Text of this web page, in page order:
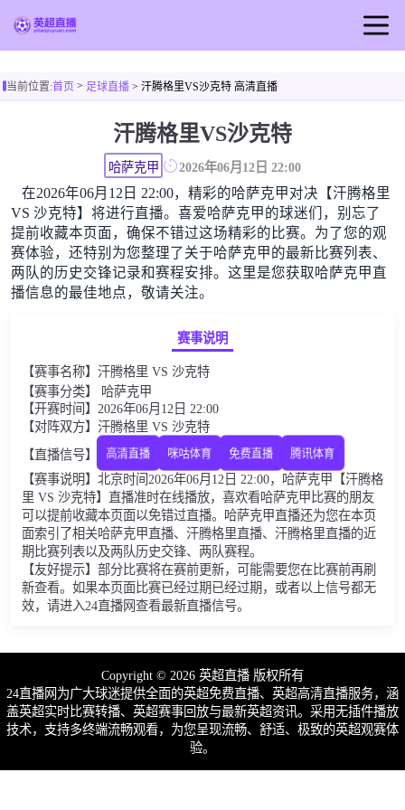
英超视频
英超新闻
当前位置:首页> 足球直播> 汗腾格里VS沙克特 高清直播
汗腾格里VS沙克特
哈萨克甲 2026年06月12日 22:00
在2026年06月12日 22:00，精彩的哈萨克甲对决【汗腾格里
VS 沙克特】将进行直播。喜爱哈萨克甲的球迷们，别忘了
提前收藏本页面，确保不错过这场精彩的比赛。为了您的观
赛体验，还特别为您整理了关于哈萨克甲的最新比赛列表、
两队的历史交锋记录和赛程安排。这里是您获取哈萨克甲直
播信息的最佳地点，敬请关注。
赛事说明
【赛事名称】汗腾格里 VS 沙克特
【赛事分类】 哈萨克甲
【开赛时间】2026年06月12日 22:00
【对阵双方】汗腾格里 VS 沙克特
【直播信号】
高清直播 咪咕体育 免费直播 腾讯体育
【赛事说明】北京时间2026年06月12日 22:00，哈萨克甲【汗腾格
里 VS 沙克特】直播准时在线播放，喜欢看哈萨克甲比赛的朋友
可以提前收藏本页面以免错过直播。哈萨克甲直播还为您在本页
面索引了相关哈萨克甲直播、汗腾格里直播、汗腾格里直播的近
期比赛列表以及两队历史交锋、两队赛程。
【友好提示】部分比赛将在赛前更新，可能需要您在比赛前再刷
新查看。如果本页面比赛已经过期已经过期，或者以上信号都无
效，请进入24直播网查看最新直播信号。
Copyright © 2026 英超直播 版权所有
24直播网为广大球迷提供全面的英超免费直播、英超高清直播服务，涵
盖英超实时比赛转播、英超赛事回放与最新英超资讯。采用无插件播放
技术，支持多终端流畅观看，为您呈现流畅、舒适、极致的英超观赛体
验。